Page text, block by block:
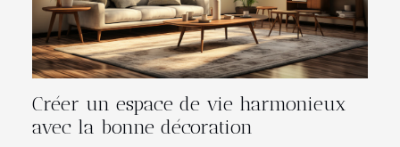
Créer un espace de vie harmonieux
avec la bonne décoration